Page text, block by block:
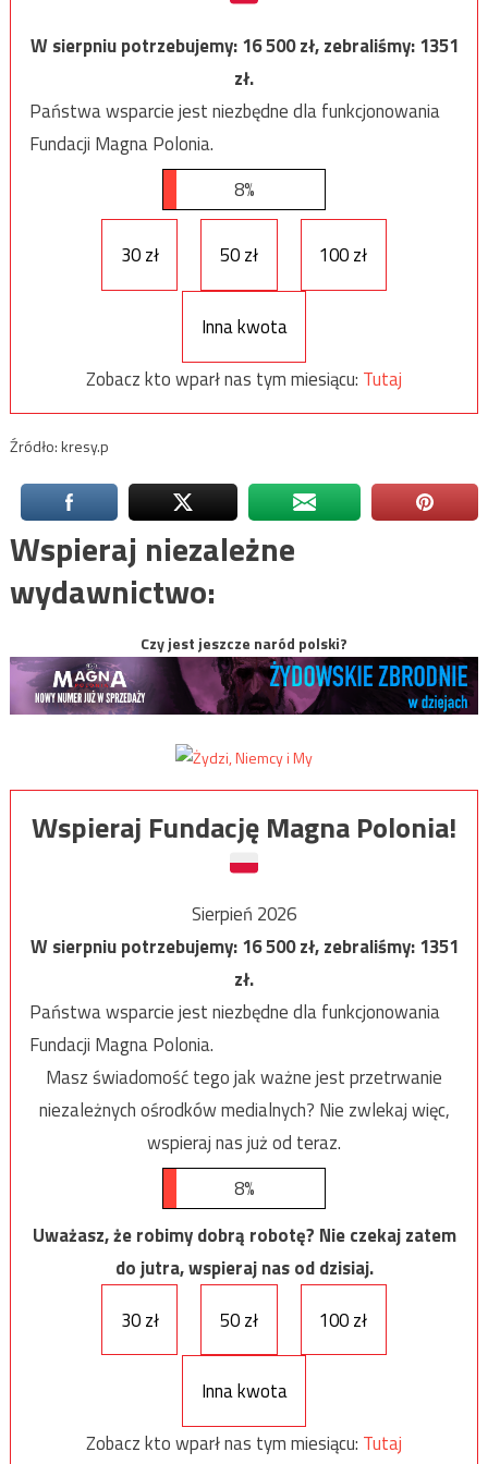
W sierpniu potrzebujemy:16 500zł, zebraliśmy:1351
zł.
Państwa wsparcie jest niezbędne dla funkcjonowania
Fundacji Magna Polonia.
8%
30 zł 50 zł 100 zł
Inna kwota
Zobacz kto wparł nas tym miesiącu: Tutaj
Źródło: kresy.p
Wspieraj niezależne
wydawnictwo:
Czy jest jeszcze naród polski?
Wspieraj Fundację Magna Polonia!
Sierpień 2026
W sierpniu potrzebujemy:16 500zł, zebraliśmy:1351
zł.
Państwa wsparcie jest niezbędne dla funkcjonowania
Fundacji Magna Polonia.
Masz świadomość tego jak ważne jest przetrwanie
niezależnych ośrodków medialnych? Nie zwlekaj więc,
wspieraj nas już od teraz.
8%
Uważasz, że robimy dobrą robotę? Nie czekaj zatem
do jutra, wspieraj nas od dzisiaj.
30 zł
50 zł 100 zł
Inna kwota
Zobacz kto wparł nas tym miesiącu: Tutaj